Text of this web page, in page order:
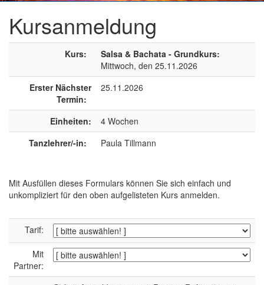
Kursanmeldung
Kurs:
Salsa & Bachata - Grundkurs:
Mittwoch, den 25.11.2026
Erster Nächster
Termin:
25.11.2026
Einheiten:
4 Wochen
Tanzlehrer/-in:
Paula Tillmann
Mit Ausfüllen dieses Formulars können Sie sich einfach und
unkompliziert für den oben aufgelisteten Kurs anmelden.
Tarif:
Mit
Partner: